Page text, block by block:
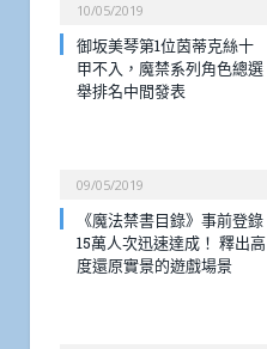
10/05/2019
御坂美琴第1位茵蒂克絲十
甲不入，魔禁系列角色總選
舉排名中間發表
09/05/2019
《魔法禁書目錄》事前登錄
15萬人次迅速達成！ 釋出高
度還原實景的遊戲場景